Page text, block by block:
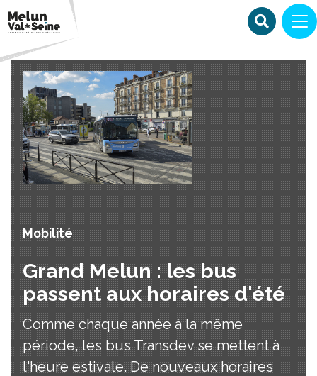
Mobilité
Grand Melun : les bus
passent aux horaires d'été
Comme chaque année à la même
période, les bus Transdev se mettent à
l'heure estivale. De nouveaux horaires